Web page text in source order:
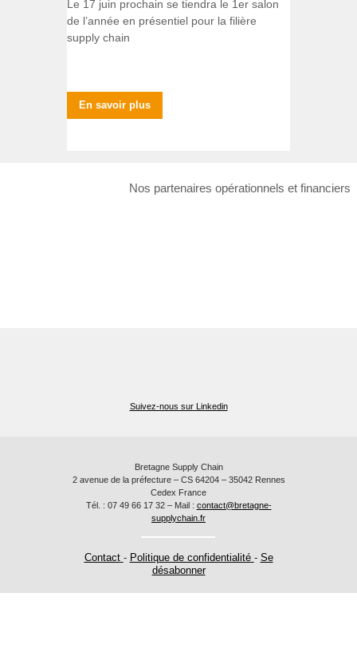
Le 17 juin prochain se tiendra le 1er salon
de l’année en présentiel pour la filière
supply chain
En savoir plus
Nos partenaires opérationnels et financiers
Suivez-nous sur Linkedin
Bretagne Supply Chain
2 avenue de la préfecture – CS 64204 – 35042 Rennes
Cedex France
Tél. : 07 49 66 17 32 – Mail : contact@bretagne-
supplychain.fr
Contact - Politique de confidentialité - Se
désabonner